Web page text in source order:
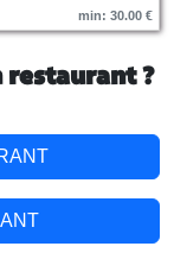
min: 30.00 €
restaurant ?